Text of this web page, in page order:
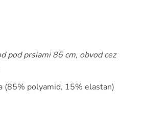
pod prsiami 85 cm, obvod cez
(85% polyamid, 15% elastan)